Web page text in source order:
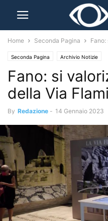
Home Seconda Pagina
Seconda Pagina Archivio Notizie
Fano: si
della Via
By Redazione - 14 Gennaio 2023